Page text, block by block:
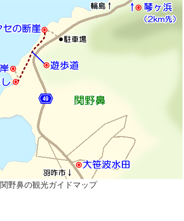
関野鼻の観光ガイドマップ